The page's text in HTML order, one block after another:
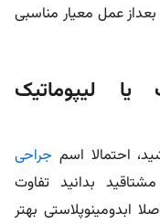
عمل معیار مناسبی
یا لیپوماتیک
احتمالا اسم جراحی
بدانید تفاوت
ابدومینوپلاستی بهتر